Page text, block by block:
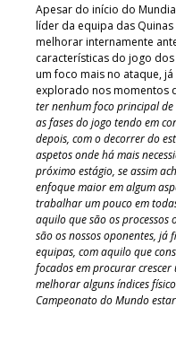
Apesar do início do
líder da equipa das
melhorar internamente
características do jogo
um foco mais no ataque,
explorado nos momentos
ter nenhum foco principal
as fases do jogo tendo em
depois, com o decorrer do
aspetos onde há mais
próximo estágio, se assim
enfoque maior em algum
trabalhar um pouco em
aquilo que são os processos
são os nossos oponentes, já
equipas, com aquilo que
focados em procurar
melhorar alguns índices
Campeonato do Mundo